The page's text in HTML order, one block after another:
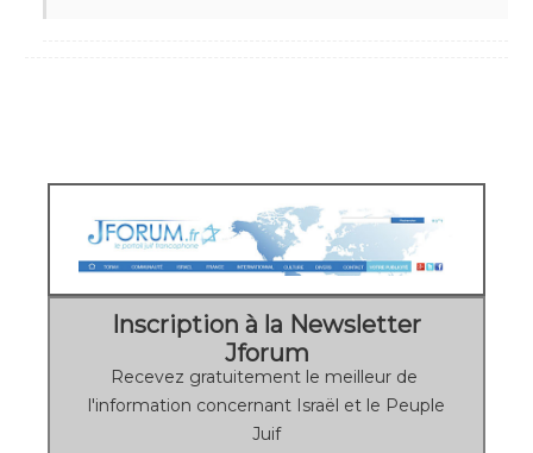
Inscription à la Newsletter
Jforum
Recevez gratuitement le meilleur de
l'information concernant Israël et le Peuple
Juif